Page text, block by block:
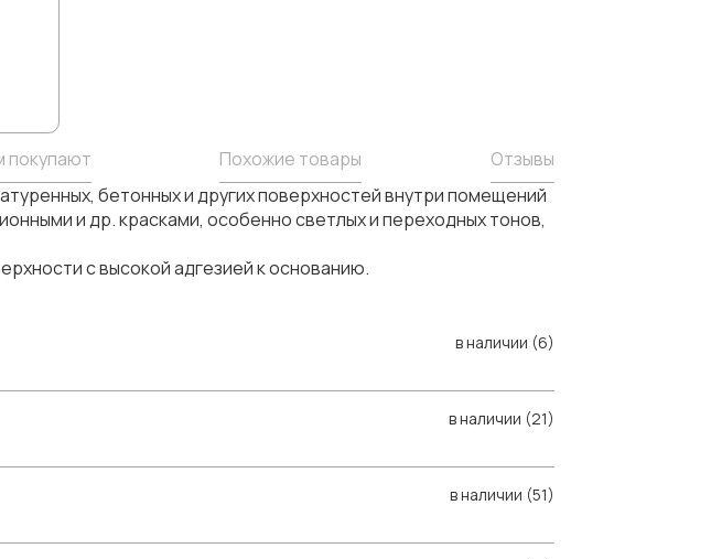
покупают Похожие товары
Отзывы
бетонных и других поверхностей внутри помещений
и др. красками, особенно светлых и переходных тонов,
с высокой адгезией к основанию.
в наличии (6)
в наличии (21)
в наличии (51)